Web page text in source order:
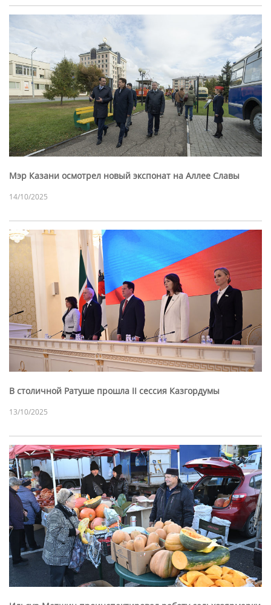
Мэр Казани осмотрел новый экспонат на Аллее Славы
14/10/2025
В столичной Ратуше прошла II сессия Казгордумы
13/10/2025